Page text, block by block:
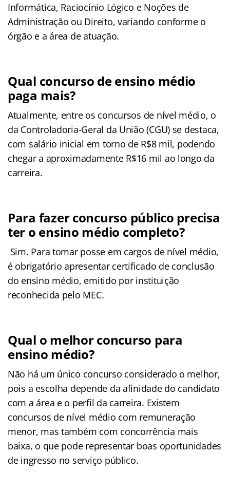
Informática, Raciocínio Lógico e Noções de
Administração ou Direito, variando conforme o
órgão e a área de atuação.
Qual concurso de ensino médio
paga mais?
Atualmente, entre os concursos de nível médio, o
da Controladoria-Geral da União (CGU) se destaca,
com salário inicial em torno de R$8 mil, podendo
chegar a aproximadamente R$16 mil ao longo da
carreira.
Para fazer concurso público precisa
ter o ensino médio completo?
Sim. Para tomar posse em cargos de nível médio,
é obrigatório apresentar certificado de conclusão
do ensino médio, emitido por instituição
reconhecida pelo MEC.
Qual o melhor concurso para
ensino médio?
Não há um único concurso considerado o melhor,
pois a escolha depende da afinidade do candidato
com a área e o perfil da carreira. Existem
concursos de nível médio com remuneração
menor, mas também com concorrência mais
baixa, o que pode representar boas oportunidades
de ingresso no serviço público.